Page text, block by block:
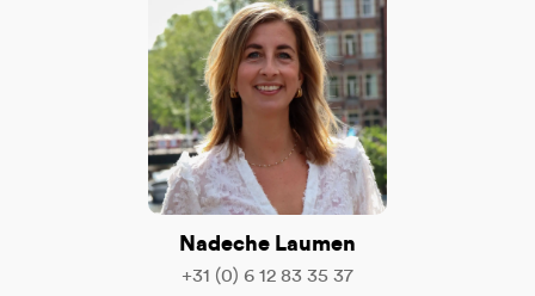
Nadeche Laumen
+31 (0) 6 12 83 35 37